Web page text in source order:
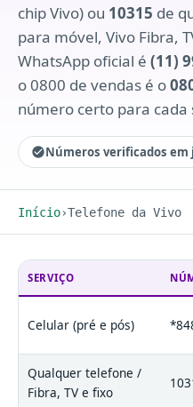
chip Vivo) ou 10315 de
para móvel, Vivo Fibra,
WhatsApp oficial é (11)
o 0800 de vendas é o
número certo para cada
Números verificados em
Início Telefone da Vivo
SERVIÇO
Celular (pré e pós)
Qualquer telefone /
Fibra, TV e fixo